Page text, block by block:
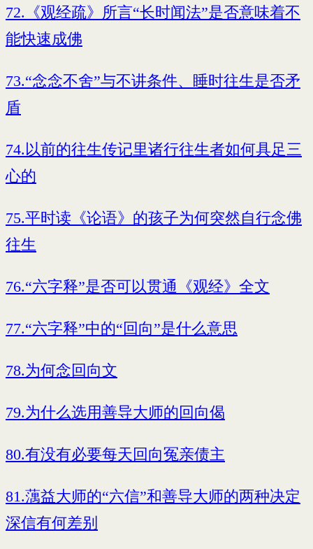
72.《观经疏》所言“长时闻法”是否意味着不
能快速成佛
73.“念念不舍”与不讲条件、睡时往生是否矛
盾
74.以前的往生传记里诸行往生者如何具足三
心的
75.平时读《论语》的孩子为何突然自行念佛
往生
76.“六字释”是否可以贯通《观经》全文
77.“六字释”中的“回向”是什么意思
78.为何念回向文
79.为什么选用善导大师的回向偈
80.有没有必要每天回向冤亲债主
81.蕅益大师的“六信”和善导大师的两种决定
深信有何差别